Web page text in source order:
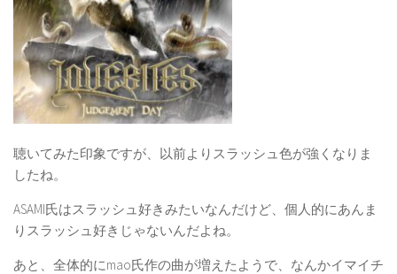
聴いてみた印象ですが、以前よりスラッシュ色が強くなりま
したね。
ASAMI氏はスラッシュ好きみたいなんだけど、個人的にあんま
りスラッシュ好きじゃないんだよね。
あと、全体的にmao氏作の曲が増えたようで、なんかイマイチ